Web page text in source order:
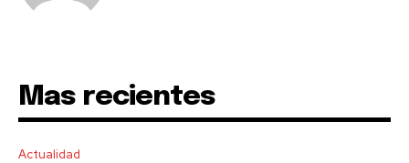
Mas recientes
Actualidad